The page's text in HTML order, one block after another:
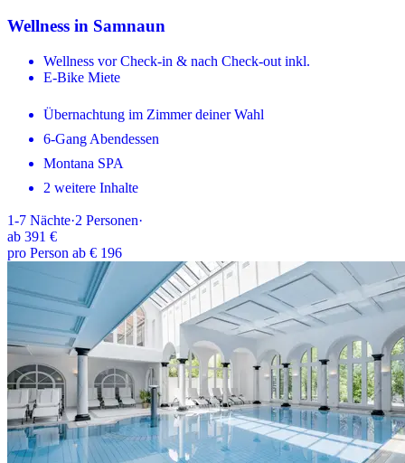
Wellness in Samnaun
Wellness vor Check-in & nach Check-out inkl.
E-Bike Miete
Übernachtung im Zimmer deiner Wahl
6-Gang Abendessen
Montana SPA
2 weitere Inhalte
1-7 Nächte·2 Personen·
ab 391 €
pro Person ab € 196